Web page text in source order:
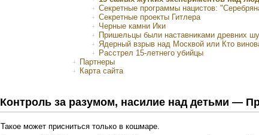
Секретные программы нацистов:
Секретные проекты Гитлера
Черные камни Ики
Пришельцы были наставниками древних
Ядерный взрыв над Москвой или Кто
Расстрел 15-летнего убийцы
Партнеры
Карта сайта
Контроль за разумом, насилие над детьми —
Такое может присниться только в кошмаре.